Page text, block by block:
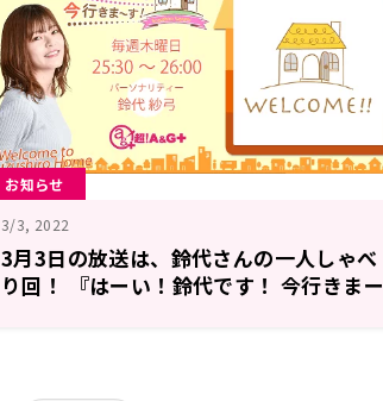
お知らせ
3/3, 2022
3月3日の放送は、鈴代さんの一人しゃべ
り回！ 『はーい！鈴代です！ 今行きまー